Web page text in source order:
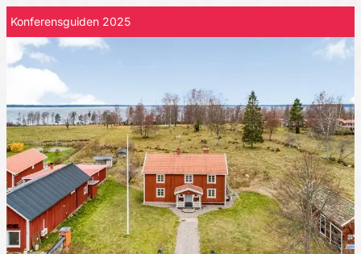
Konferensguiden 2025